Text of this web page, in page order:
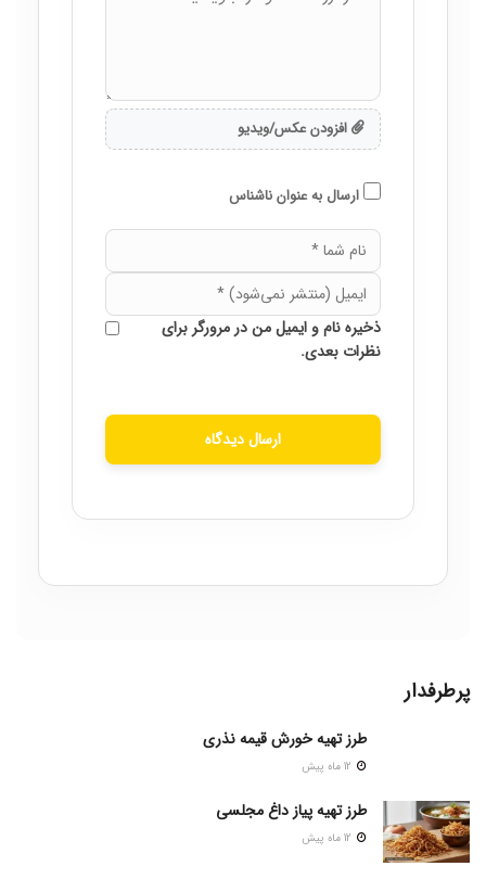
افزودن عکس/ویدیو
ارسال به عنوان ناشناس
ذخیره نام و ایمیل من در مرورگر برای
نظرات بعدی.
ارسال دیدگاه
پرطرفدار
طرز تهیه خورش قیمه نذری
طرز تهیه پیاز داغ مجلسی